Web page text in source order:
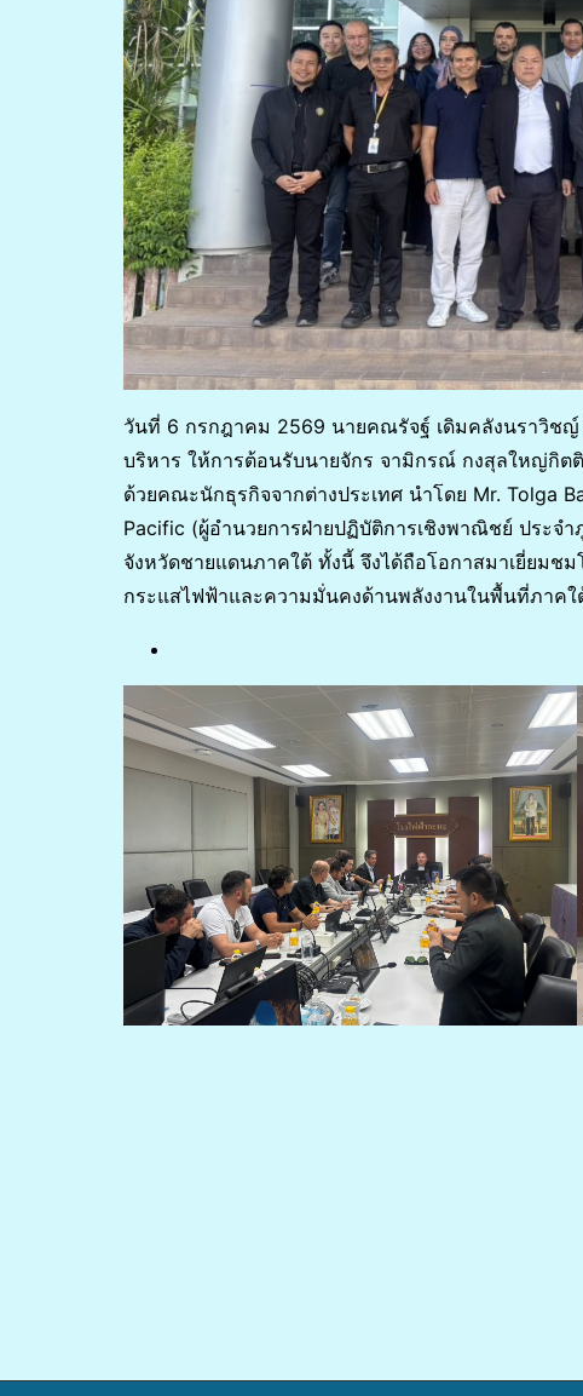
วันที่ 6 กรกฎาคม 2569 นายคณรัจฐ์ เดิมคลังนราวิช
บริหาร ให้การต้อนรับนายจักร จามิกรณ์ กงสุลใหญ่กิต
ด้วยคณะนักธุรกิจจากต่างประเทศ นำโดย Mr. Tolga
Pacific (ผู้อำนวยการฝ่ายปฏิบัติการเชิงพาณิชย์ ประจ
จังหวัดชายแดนภาคใต้ ทั้งนี้ จึงได้ถือโอกาสมาเยี่ยมช
กระแสไฟฟ้าและความมั่นคงด้านพลังงานในพื้นที่ภาคใ